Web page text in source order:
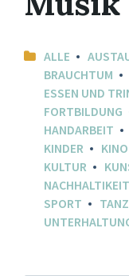
ALLE
BRAUCHTUM
ESSEN UND
FORTBILDUNG
HANDARBEIT
KINDER
KINO
KULTUR
NACHHALTIKEIT
SPORT